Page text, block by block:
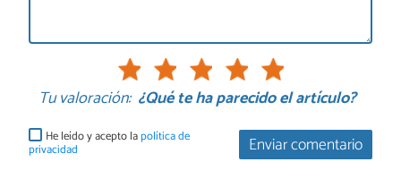
Tu valoración: ¿Qué te ha parecido el artículo?
Enviar comentario
He leído y acepto lapolítica de
privacidad